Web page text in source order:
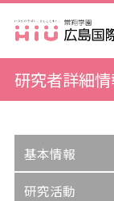
研究者詳細
基本情報
研究活動